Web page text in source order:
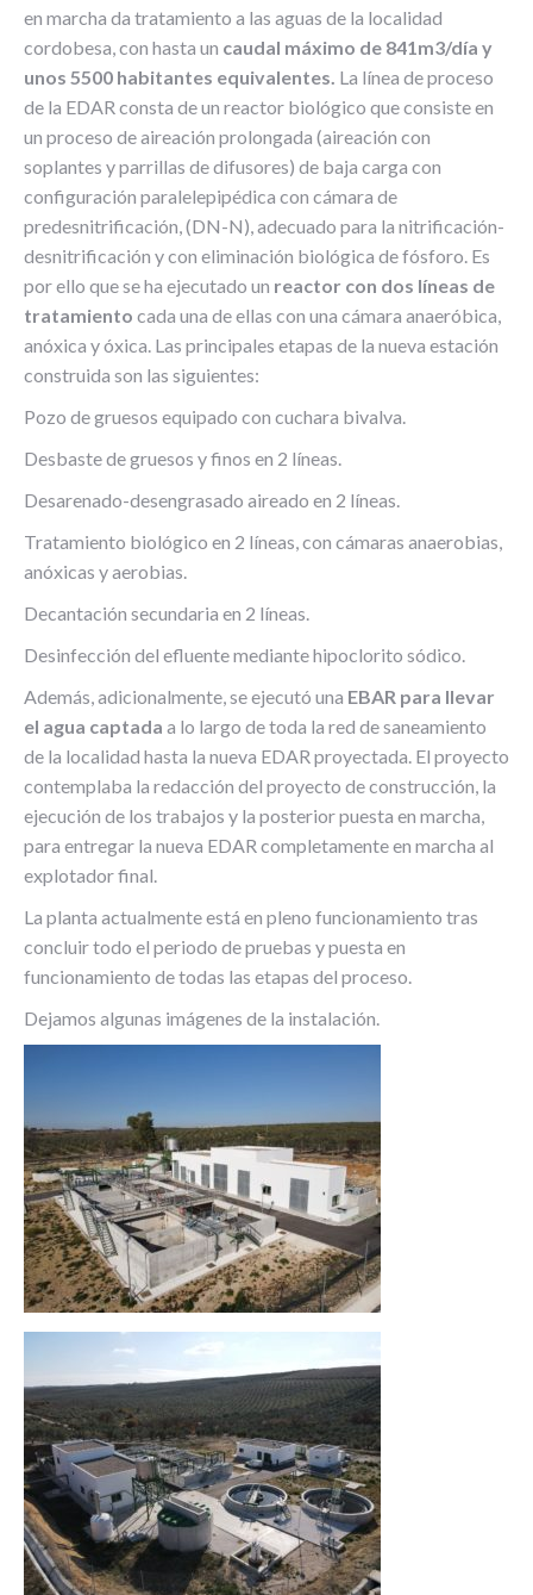
en marcha da tratamiento a las aguas de la localidad
cordobesa, con hasta un caudal máximo de 841m3/día y
unos 5500 habitantes equivalentes. La línea de proceso
de la EDAR consta de un reactor biológico que consiste en
un proceso de aireación prolongada (aireación con
soplantes y parrillas de difusores) de baja carga con
configuración paralelepipédica con cámara de
predesnitrificación, (DN-N), adecuado para la nitrificación-
desnitrificación y con eliminación biológica de fósforo. Es
por ello que se ha ejecutado un reactor con dos líneas de
tratamiento cada una de ellas con una cámara anaeróbica,
anóxica y óxica. Las principales etapas de la nueva estación
construida son las siguientes:
Pozo de gruesos equipado con cuchara bivalva.
Desbaste de gruesos y finos en 2 líneas.
Desarenado-desengrasado aireado en 2 líneas.
Tratamiento biológico en 2 líneas, con cámaras anaerobias,
anóxicas y aerobias.
Decantación secundaria en 2 líneas.
Desinfección del efluente mediante hipoclorito sódico.
Además, adicionalmente, se ejecutó una EBAR para llevar
el agua captada a lo largo de toda la red de saneamiento
de la localidad hasta la nueva EDAR proyectada. El proyecto
contemplaba la redacción del proyecto de construcción, la
ejecución de los trabajos y la posterior puesta en marcha,
para entregar la nueva EDAR completamente en marcha al
explotador final.
La planta actualmente está en pleno funcionamiento tras
concluir todo el periodo de pruebas y puesta en
funcionamiento de todas las etapas del proceso.
Dejamos algunas imágenes de la instalación.